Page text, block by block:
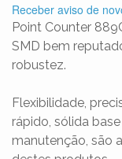
Receber aviso de
Point Counter
SMD bem
robustez.
Flexibilidade,
rápido, sólida
manutenção, são